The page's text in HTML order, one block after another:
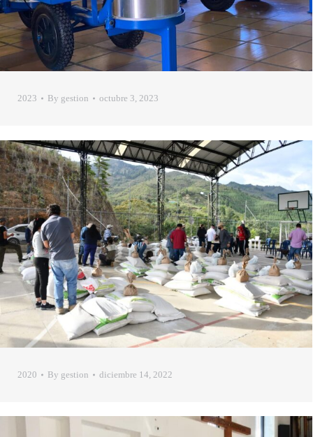
2023 By gestion octubre 3, 2023
2020 By gestion diciembre 14, 2022